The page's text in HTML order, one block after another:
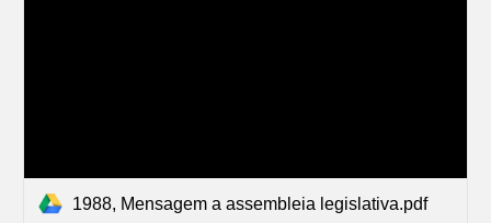
1988, Mensagem a assembleia legislativa.pdf